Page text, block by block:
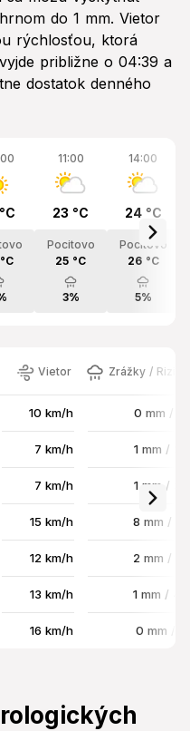
do 1 mm. Vietor
rýchlosťou, ktorá
približne o 04:39 a
dostatok denného
11:00
23 °C
Pocitovo
25 °C
3%
14:00
24 °C
Pocitovo
26 °C
5%
Vietor Zrážky /
10 km/h 0 mm /
7 km/h 1 mm /
7 km/h 1 mm /
15 km/h 8 mm /
12 km/h 2 mm /
13 km/h 1 mm /
16 km/h 0 mm /